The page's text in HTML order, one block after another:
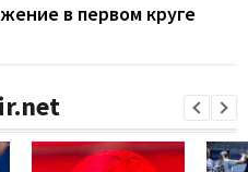
в первом круге